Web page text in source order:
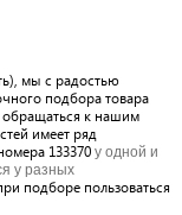
мы с радостью
подбора товара
к нашим
имеет ряд
133370 у одной и
у разных
подборе пользоваться